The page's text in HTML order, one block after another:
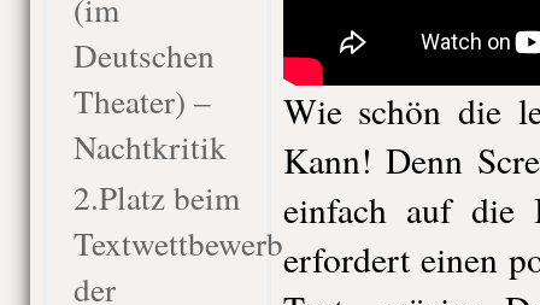
(im
Deutschen
Theater) –
Nachtkritik
2.Platz beim
Textwettbewerb
der
Wie schön die
Kann! Denn
einfach auf die
erfordert einen